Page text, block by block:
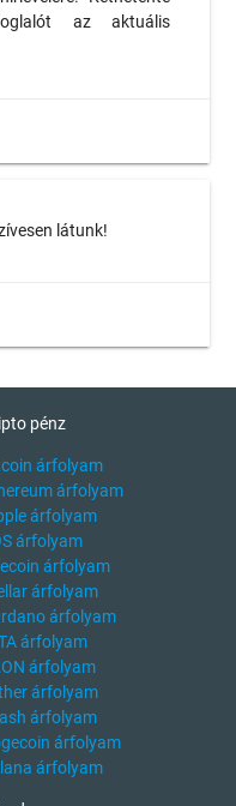
az aktuális
látunk!
pénz
árfolyam
árfolyam
árfolyam
árfolyam
árfolyam
árfolyam
árfolyam
árfolyam
árfolyam
árfolyam
árfolyam
árfolyam
árfolyam